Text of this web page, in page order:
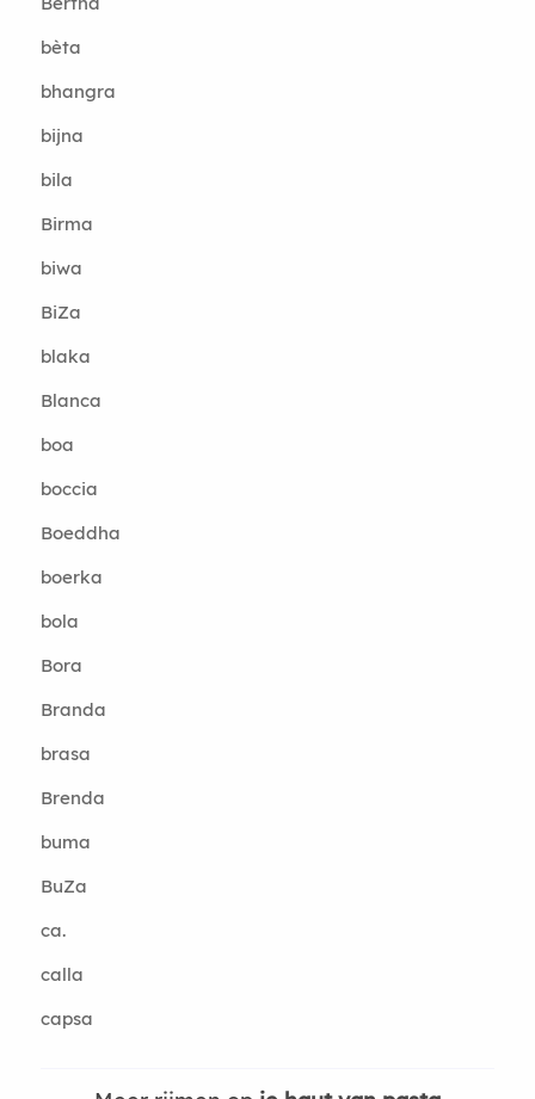
bèta
bhangra
bijna
bila
Birma
biwa
BiZa
blaka
Blanca
boa
boccia
Boeddha
boerka
bola
Bora
Branda
brasa
Brenda
buma
BuZa
ca.
calla
capsa